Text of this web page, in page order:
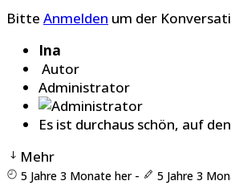
Bitte Anmelden um der
Ina
Autor
Administrator
Es ist durchaus schön, auf
Mehr
5 Jahre 3 Monate her- 5 Jahre 3